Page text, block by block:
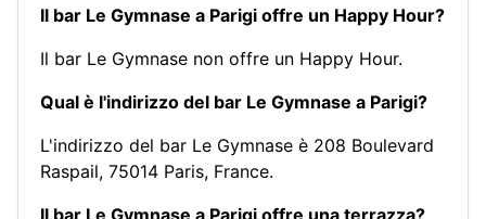
Il bar Le Gymnase a Parigi offre un Happy Hour?
Il bar Le Gymnase non offre un Happy Hour.
Qual è l'indirizzo del bar Le Gymnase a Parigi?
L'indirizzo del bar Le Gymnase è 208 Boulevard
Raspail, 75014 Paris, France.